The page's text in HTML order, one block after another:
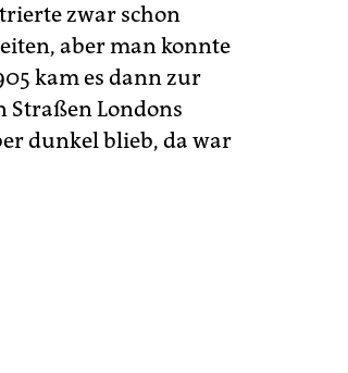
zwar schon
aber man konnte
kam es dann zur
Straßen Londons
dunkel blieb, da war